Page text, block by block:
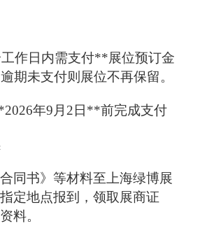
作日内需支付**展位预订金
期未支付则展位不再保留。
年9月2日**前完成支付
同书》等材料至上海绿博展
定地点报到，领取展商证
料。